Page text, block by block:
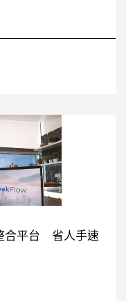
合平台 省人手速